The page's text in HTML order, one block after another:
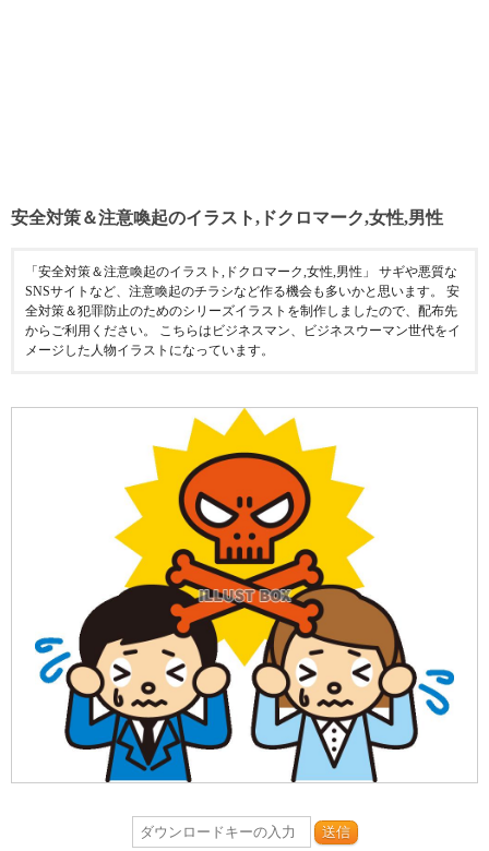
安全対策＆注意喚起のイラスト,ドクロマーク,女性,男性
「安全対策＆注意喚起のイラスト,ドクロマーク,女性,男性」 サギや悪質な
SNSサイトなど、注意喚起のチラシなど作る機会も多いかと思います。 安
全対策＆犯罪防止のためのシリーズイラストを制作しましたので、配布先
からご利用ください。 こちらはビジネスマン、ビジネスウーマン世代をイ
メージした人物イラストになっています。
送信